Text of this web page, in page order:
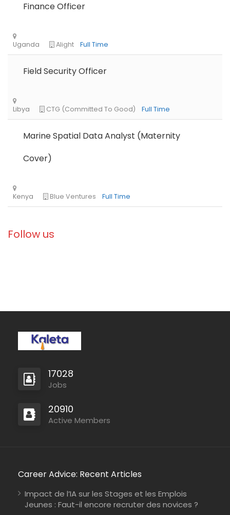
Christian Blind Mission
Finance Officer
Field Security Officer
Marine Spatial Data Analyst (Maternity
Cover)
Follow us
17028
Jobs
20910
Active Members
Career Advice: Recent Articles
Impact de l’IA sur les Stages et les Emplois
Jeunes : Faut-il encore recruter des novices ?